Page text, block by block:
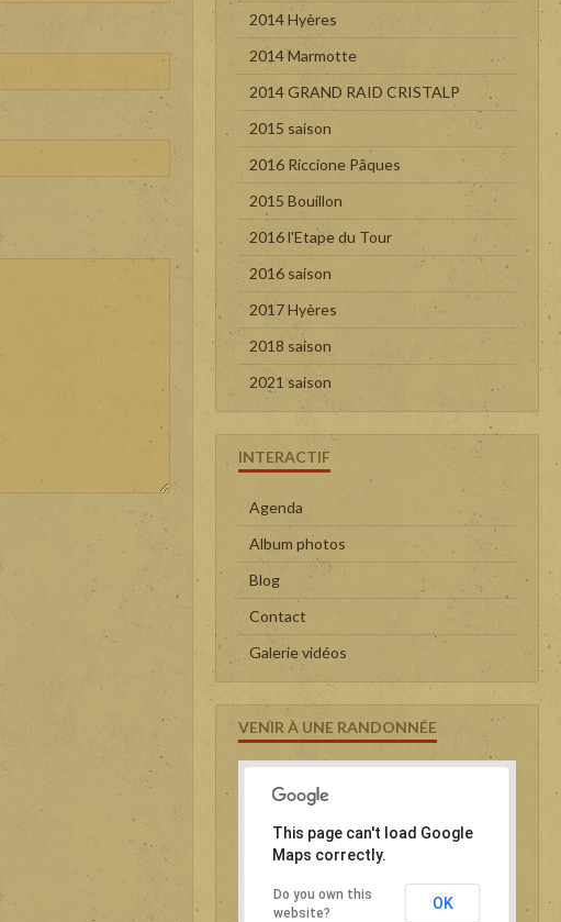
2014 Hyères
2014 Marmotte
2014 GRAND RAID CRISTALP
2015 saison
2016 Riccione Pâques
2015 Bouillon
2016 l'Etape du Tour
2016 saison
2017 Hyères
2018 saison
2021 saison
INTERACTIF
Agenda
Album photos
Blog
Contact
Galerie vidéos
VENIR À UNE RANDONNÉE
This page can't load Google
Maps correctly.
Do you own this
website?
OK